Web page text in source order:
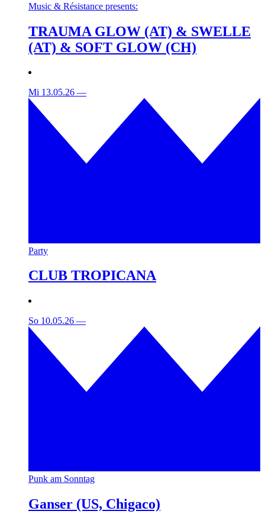
Music & Résistance presents:
TRAUMA GLOW (AT) & SWELLE
(AT) & SOFT GLOW (CH)
Mi 13.05.26 —
Party
CLUB TROPICANA
So 10.05.26 —
Punk am Sonntag
Ganser (US, Chigaco)